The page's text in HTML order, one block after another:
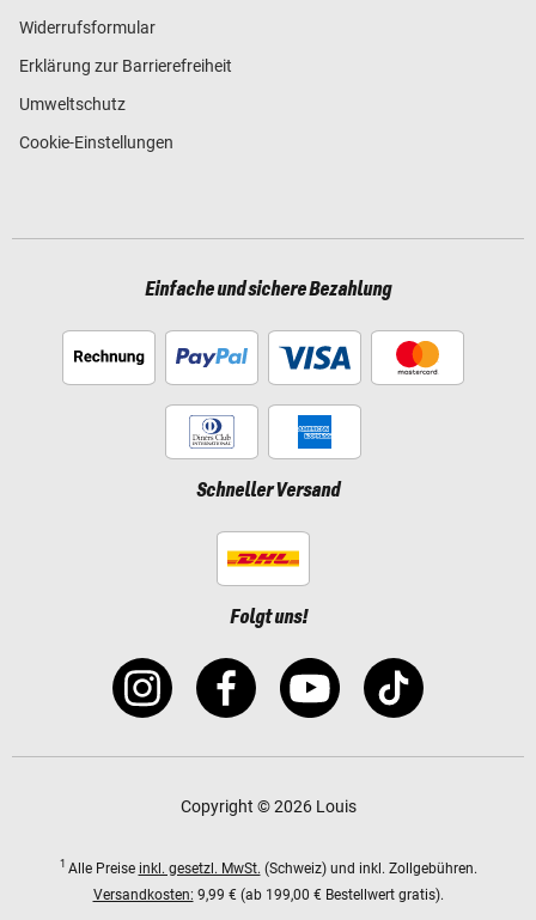
Widerrufsformular
Erklärung zur Barrierefreiheit
Umweltschutz
Cookie-Einstellungen
Einfache und sichere Bezahlung
Schneller Versand
Folgt uns!
Copyright © 2026 Louis
1 Alle Preise inkl. gesetzl. MwSt. (Schweiz) und inkl. Zollgebühren.
Versandkosten: 9,99 € (ab 199,00 € Bestellwert gratis).